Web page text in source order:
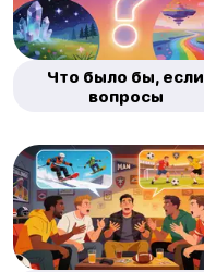
Что было бы, если
вопросы